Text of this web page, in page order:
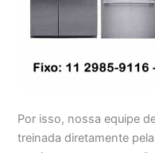
Por isso, nossa equipe
treinada diretamente